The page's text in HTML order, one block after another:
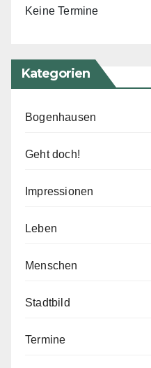
Keine Termine
Kategorien
Bogenhausen
Geht doch!
Impressionen
Leben
Menschen
Stadtbild
Termine